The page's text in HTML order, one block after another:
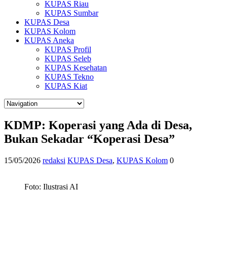
KUPAS Riau
KUPAS Sumbar
KUPAS Desa
KUPAS Kolom
KUPAS Aneka
KUPAS Profil
KUPAS Seleb
KUPAS Kesehatan
KUPAS Tekno
KUPAS Kiat
KDMP: Koperasi yang Ada di Desa,
Bukan Sekadar “Koperasi Desa”
15/05/2026 redaksi KUPAS Desa, KUPAS Kolom 0
Foto: Ilustrasi AI